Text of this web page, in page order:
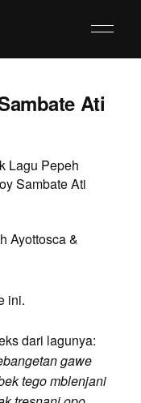
Ati
Ayottosca &
ini.
dari lagunya:
gawe
tego mblenjani